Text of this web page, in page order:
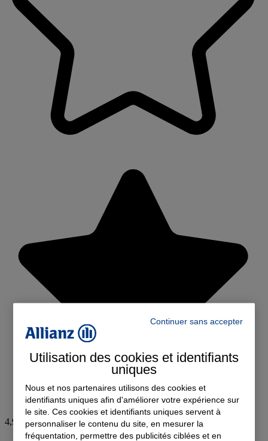
4,9
Continuer sans accepter
Utilisation des cookies et identifiants
uniques
Nous et nos partenaires utilisons des cookies et
identifiants uniques afin d'améliorer votre expérience sur
le site. Ces cookies et identifiants uniques servent à
personnaliser le contenu du site, en mesurer la
fréquentation, permettre des publicités ciblées et en